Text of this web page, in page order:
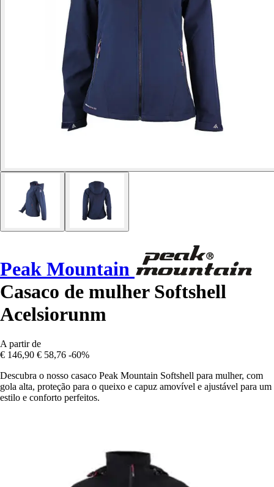
Peak Mountain
Casaco de mulher Softshell
Acelsiorunm
A partir de
€ 146,90 € 58,76 -60%
Descubra o nosso casaco Peak Mountain Softshell para mulher, com
gola alta, proteção para o queixo e capuz amovível e ajustável para um
estilo e conforto perfeitos.